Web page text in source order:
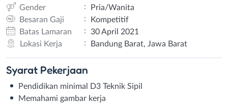
Gender
:
Pria/Wanita
Besaran Gaji
:
Kompetitif
Batas Lamaran
:
30 April 2021
Lokasi Kerja
: Bandung Barat, Jawa Barat
Syarat Pekerjaan
Pendidikan minimal D3 Teknik Sipil
Memahami gambar kerja